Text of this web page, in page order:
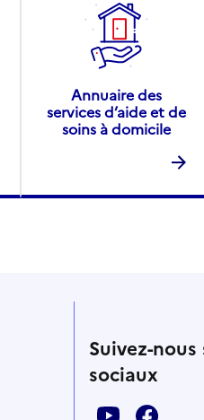
Annuaire des
services d’aide et de
soins à domicile
Suivez-
sociaux